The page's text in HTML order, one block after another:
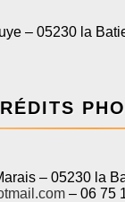
– 05230 la
– 05230 la
– 06 75